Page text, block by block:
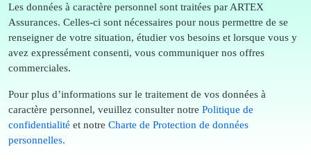
Les données à caractère personnel sont traitées par ARTEX
Assurances. Celles-ci sont nécessaires pour nous permettre de se
renseigner de votre situation, étudier vos besoins et lorsque vous y
avez expressément consenti, vous communiquer nos offres
commerciales.
Pour plus d’informations sur le traitement de vos données à
caractère personnel, veuillez consulter notre Politique de
confidentialité et notre Charte de Protection de données
personnelles.